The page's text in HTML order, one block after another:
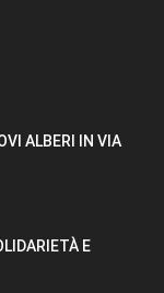
ALBERI IN VIA
E